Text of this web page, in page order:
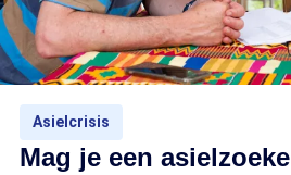
Asielcrisis
Mag je een